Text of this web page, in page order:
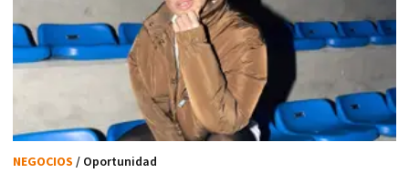
NEGOCIOS / Oportunidad